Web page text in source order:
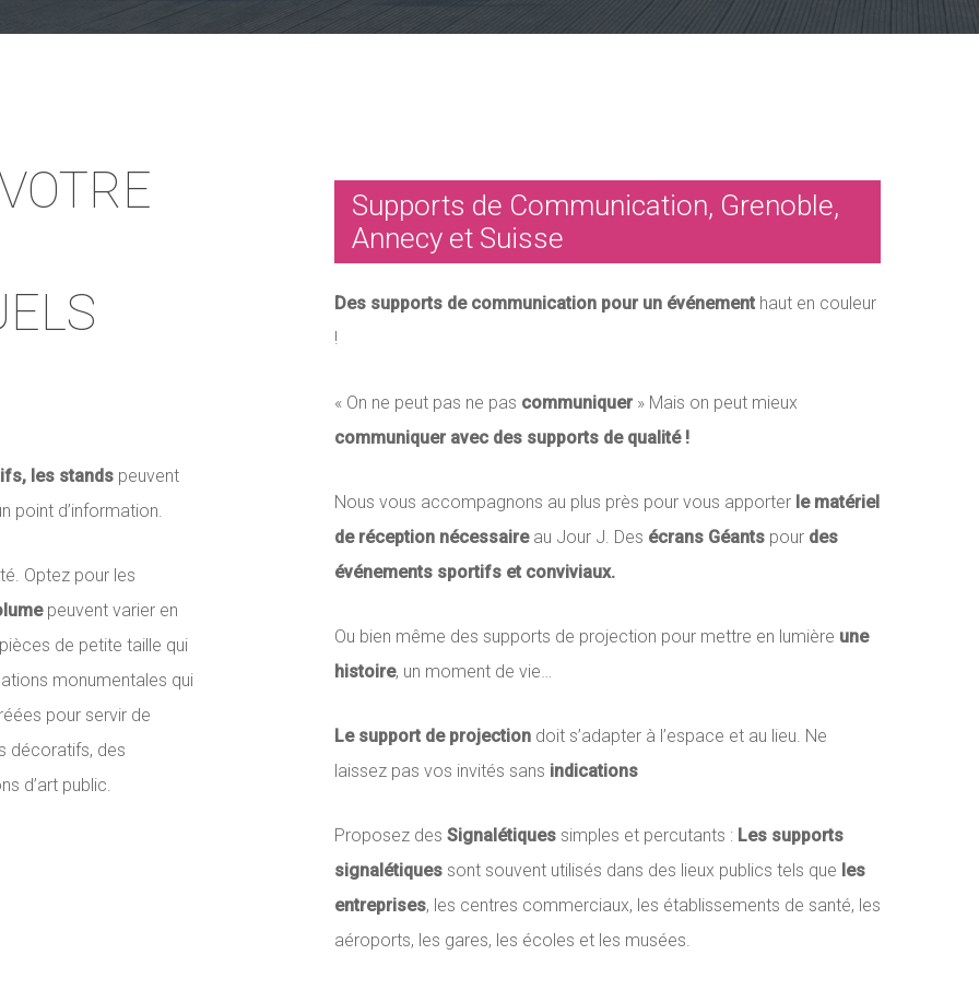
les stands peuvent
point d’information.
Optez pour les
peuvent varier en
de petite taille qui
monumentales qui
pour servir de
décoratifs, des
d’art public.
Supports de Communication, Grenoble,
Annecy et Suisse
Des supports de communication pour un événementhaut en couleur
!
« On ne peut pas ne pas communiquer» Mais on peut mieux
communiquer avec des supports de qualité !
Nous vous accompagnons au plus près pour vous apporterle matériel
de réception nécessaireau Jour J. Des écrans Géantspour des
événements sportifs et conviviaux.
Ou bien même des supports de projection pour mettre en lumière une
histoire, un moment de vie…
Le support de projectiondoit s’adapter à l’espace et au lieu. Ne
laissez pas vos invités sans indications
Proposez des Signalétiquessimples et percutants : Les supports
signalétiquessont souvent utilisés dans des lieux publics tels que les
entreprises, les centres commerciaux, les établissements de santé, les
aéroports, les gares, les écoles et les musées.